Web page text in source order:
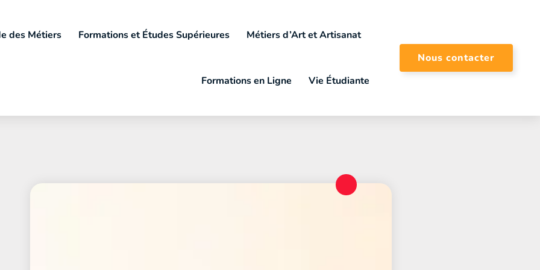
des Métiers Formations et Études Supérieures Métiers d’Art et Artisanat
Formations en Ligne Vie Étudiante
Nous contacter